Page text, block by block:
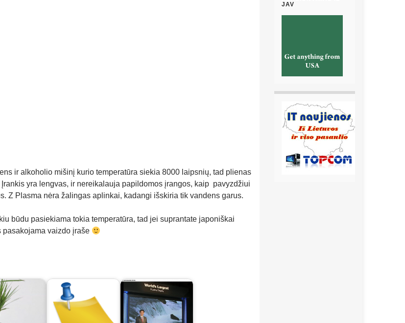
ir alkoholio mišinį kurio temperatūra siekia 8000 laipsnių, tad plienas
yra lengvas, ir nereikalauja papildomos įrangos, kaip pavyzdžiui
Z Plasma nėra žalingas aplinkai, kadangi išskiria tik vandens garus.
būdu pasiekiama tokia temperatūra, tad jei suprantate japoniškai
pasakojama vaizdo įraše
JAV